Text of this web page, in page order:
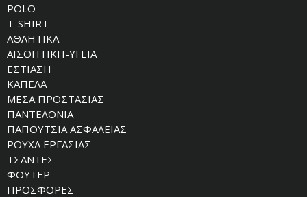
POLO
T-SHIRT
ΑΘΛΗΤΙΚΑ
ΑΙΣΘΗΤΙΚΗ-ΥΓΕΙΑ
ΕΣΤΙΑΣΗ
ΚΑΠΕΛΑ
ΜΕΣΑ ΠΡΟΣΤΑΣΙΑΣ
ΠΑΝΤΕΛΟΝΙΑ
ΠΑΠΟΥΤΣΙΑ ΑΣΦΑΛΕΙΑΣ
ΡΟΥΧΑ ΕΡΓΑΣΙΑΣ
ΤΣΑΝΤΕΣ
ΦΟΥΤΕΡ
ΠΡΟΣΦΟΡΕΣ